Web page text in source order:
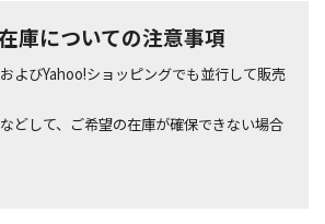
庫についての注意事項
よびYahoo!ショッピングでも並行して販売
どして、ご希望の在庫が確保できない場合